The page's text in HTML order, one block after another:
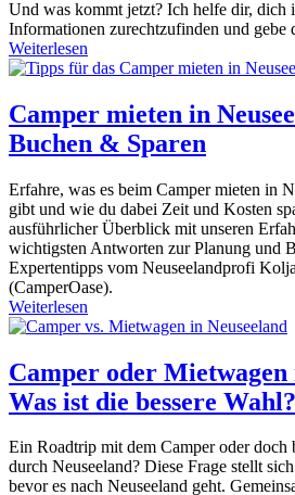
Und was kommt jetzt? Ich helfe dir, dich
Informationen zurechtzufinden und
Weiterlesen
Camper mieten in
Buchen & Sparen
Erfahre, was es beim Camper mieten in
gibt und wie du dabei Zeit und Kosten
ausführlicher Überblick mit unseren
wichtigsten Antworten zur Planung und
Expertentipps vom Neuseelandprofi
(CamperOase).
Weiterlesen
Camper oder Mietwagen
Was ist die bessere Wahl?
Ein Roadtrip mit dem Camper oder doch
durch Neuseeland? Diese Frage stellt
bevor es nach Neuseeland geht.